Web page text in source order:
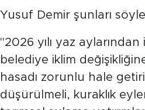
Yusuf Demir şunları
"2026 yılı yaz
belediye iklim
hasadı zorunlu hale
düşürülmeli, kuraklık